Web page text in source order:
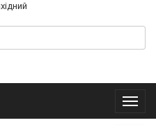
Меню